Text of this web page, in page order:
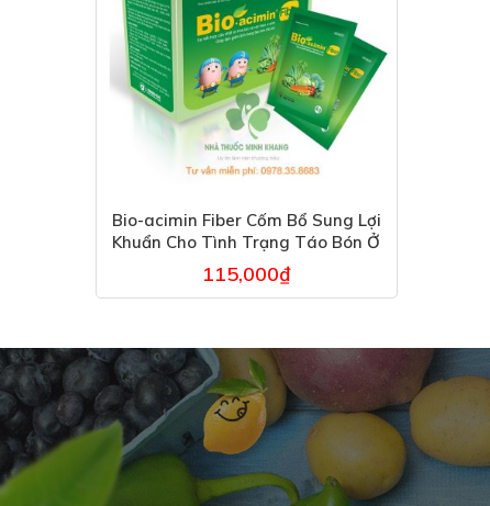
Bio-acimin Fiber Cốm Bổ Sung Lợi
Khuẩn Cho Tình Trạng Táo Bón Ở
Trẻ Em
115,000₫